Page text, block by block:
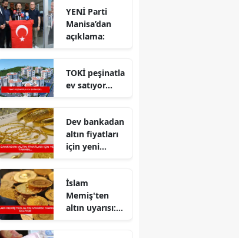
YENİ Parti
Manisa’dan
açıklama:
TOKİ peşinatla
ev satıyor...
Dev bankadan
altın fiyatları
için yeni
İslam
Memiş'ten
altın uyarısı: